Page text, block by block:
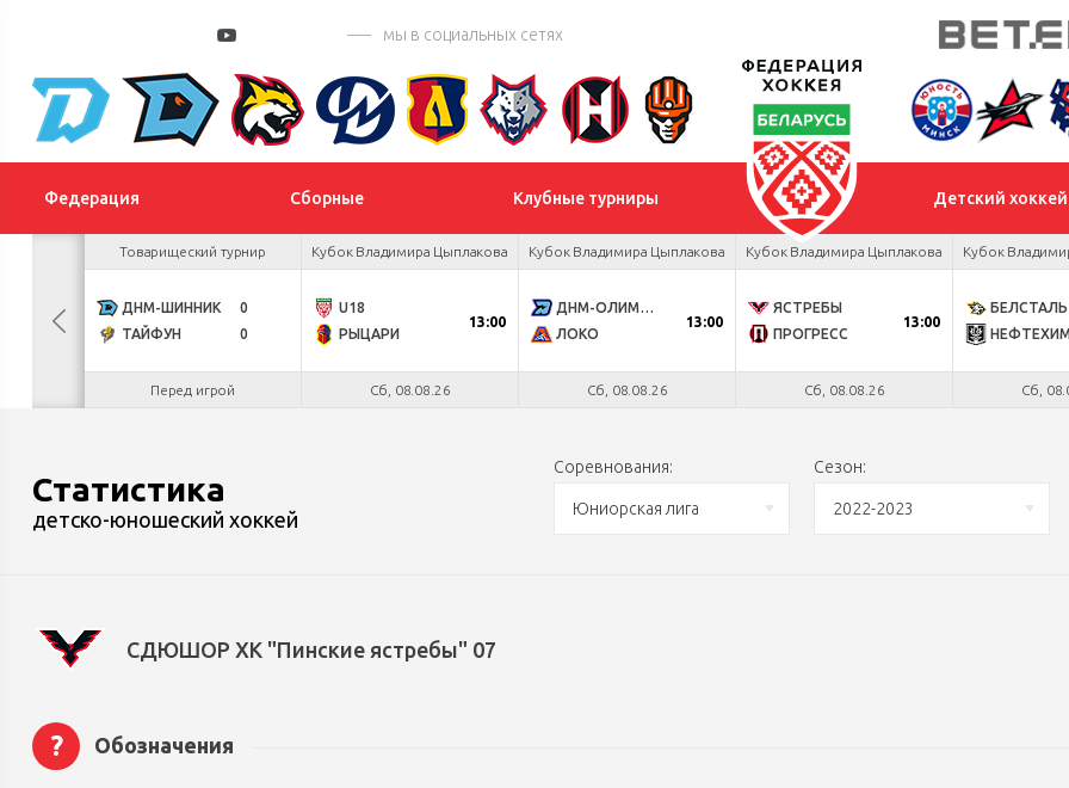
мы в социальных сетях
Федерация Сборные Клубные турниры Детский хоккей
БУЛ
Товарищеский турнир
ДНМ-ШИННИК
0
ТАЙФУН
0
Перед игрой
Кубок Владимира Цыплакова
U18
РЫЦАРИ
13:00
Сб, 08.08.26
Кубок Владимира Цыплакова
ДНМ-ОЛИМПИК
ЛОКО
13:00
Сб, 08.08.26
Кубок Владимира Цыплакова
ЯСТРЕБЫ
ПРОГРЕСС
13:00
Сб, 08.08.26
Кубок
БЕЛСТАЛЬ
Сб,
Статистика
детско-юношеский хоккей
Соревнования:
Юниорская лига
Сезон:
2022-2023
СДЮШОР ХК "Пинские ястребы" 07
? Обозначения